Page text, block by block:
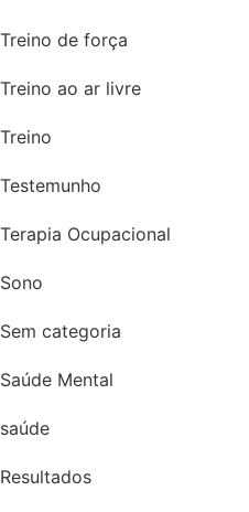
Treino de força
Treino ao ar livre
Treino
Testemunho
Terapia Ocupacional
Sono
Sem categoria
Saúde Mental
saúde
Resultados